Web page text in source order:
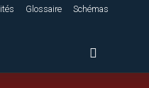
Glossaire
Schémas